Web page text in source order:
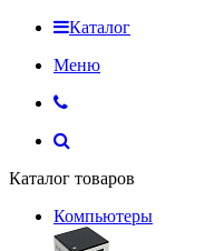
Каталог
Меню
Каталог товаров
Компьютеры